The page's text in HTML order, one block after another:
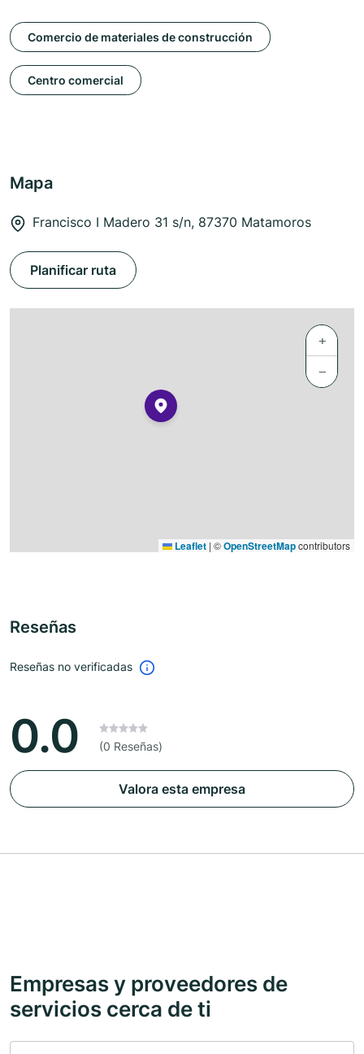
Comercio de materiales de construcción
Centro comercial
Mapa
Francisco I Madero 31 s/n, 87370 Matamoros
Planificar ruta
+
−
Leaflet | ©OpenStreetMapcontributors
Reseñas
Reseñas no verificadas
0.0 (0 Reseñas)
Valora esta empresa
Empresas y proveedores de
servicios cerca de ti